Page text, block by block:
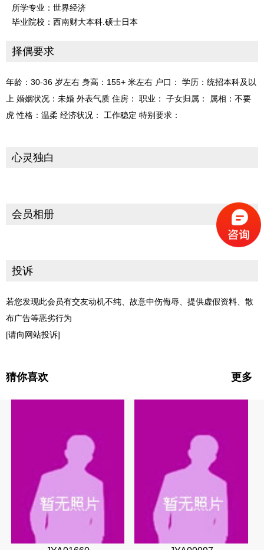
所学专业：世界经济
毕业院校：西南财大本科.硕士日本
择偶要求
年龄：30-36 岁左右 身高：155+ 米左右 户口： 学历：统招本科及以
上 婚姻状况：未婚 外表气质 住房： 职业： 子女归属： 属相：不要
虎 性格：温柔 经济状况： 工作稳定 特别要求：
心灵独白
会员相册
投诉
若您发现此会员有交友动机不纯、故意中伤侮辱、提供虚假资料、散
布广告等恶劣行为
[请向网站投诉]
猜你喜欢 更多